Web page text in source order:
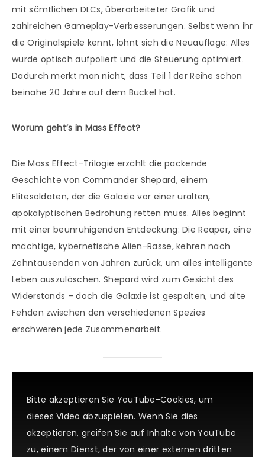
mit sämtlichen DLCs, überarbeiteter Grafik und
zahlreichen Gameplay-Verbesserungen. Selbst wenn ihr
die Originalspiele kennt, lohnt sich die Neuauflage: Alles
wurde optisch aufpoliert und die Steuerung optimiert.
Dadurch merkt man nicht, dass Teil 1 der Reihe schon
beinahe 20 Jahre auf dem Buckel hat.
Worum geht’s in Mass Effect?
Die Mass Effect-Trilogie erzählt die packende
Geschichte von Commander Shepard, einem
Elitesoldaten, der die Galaxie vor einer uralten,
apokalyptischen Bedrohung retten muss. Alles beginnt
mit einer beunruhigenden Entdeckung: Die Reaper, eine
mächtige, kybernetische Alien-Rasse, kehren nach
Zehntausenden von Jahren zurück, um alles intelligente
Leben auszulöschen. Shepard wird zum Gesicht des
Widerstands – doch die Galaxie ist gespalten, und alte
Fehden zwischen den verschiedenen Spezies
erschweren jede Zusammenarbeit.
Bitte akzeptieren Sie YouTube-Cookies, um
dieses Video abzuspielen. Wenn Sie dies
akzeptieren, greifen Sie auf Inhalte von YouTube
zu, einem Dienst, der von einer externen dritten